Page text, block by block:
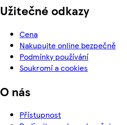
Užitečné odkazy
Cena
Nakupujte online bezpečně
Podmínky používání
Soukromí a cookies
O nás
Přístupnost